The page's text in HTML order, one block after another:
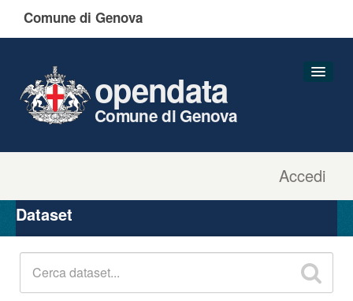
Comune di Genova
Accedi
opendata
Comune di Genova
Organizzazioni
Gruppi
Dataset